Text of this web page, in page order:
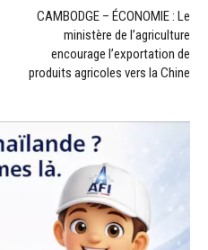
CAMBODGE – ÉCONOMIE : Le
ministère de l’agriculture
encourage l’exportation de
produits agricoles vers la Chine